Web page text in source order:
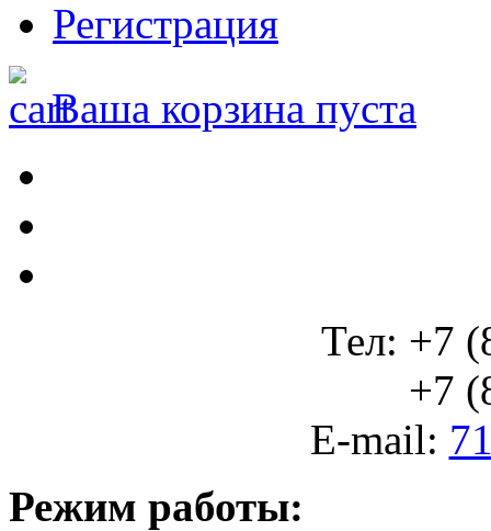
Регистрация
Ваша корзина пуста
Тел: +7
+7
E-mail:
Режим работы: